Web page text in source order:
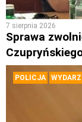
7 sierpnia 2026
Sprawa
POLICJA